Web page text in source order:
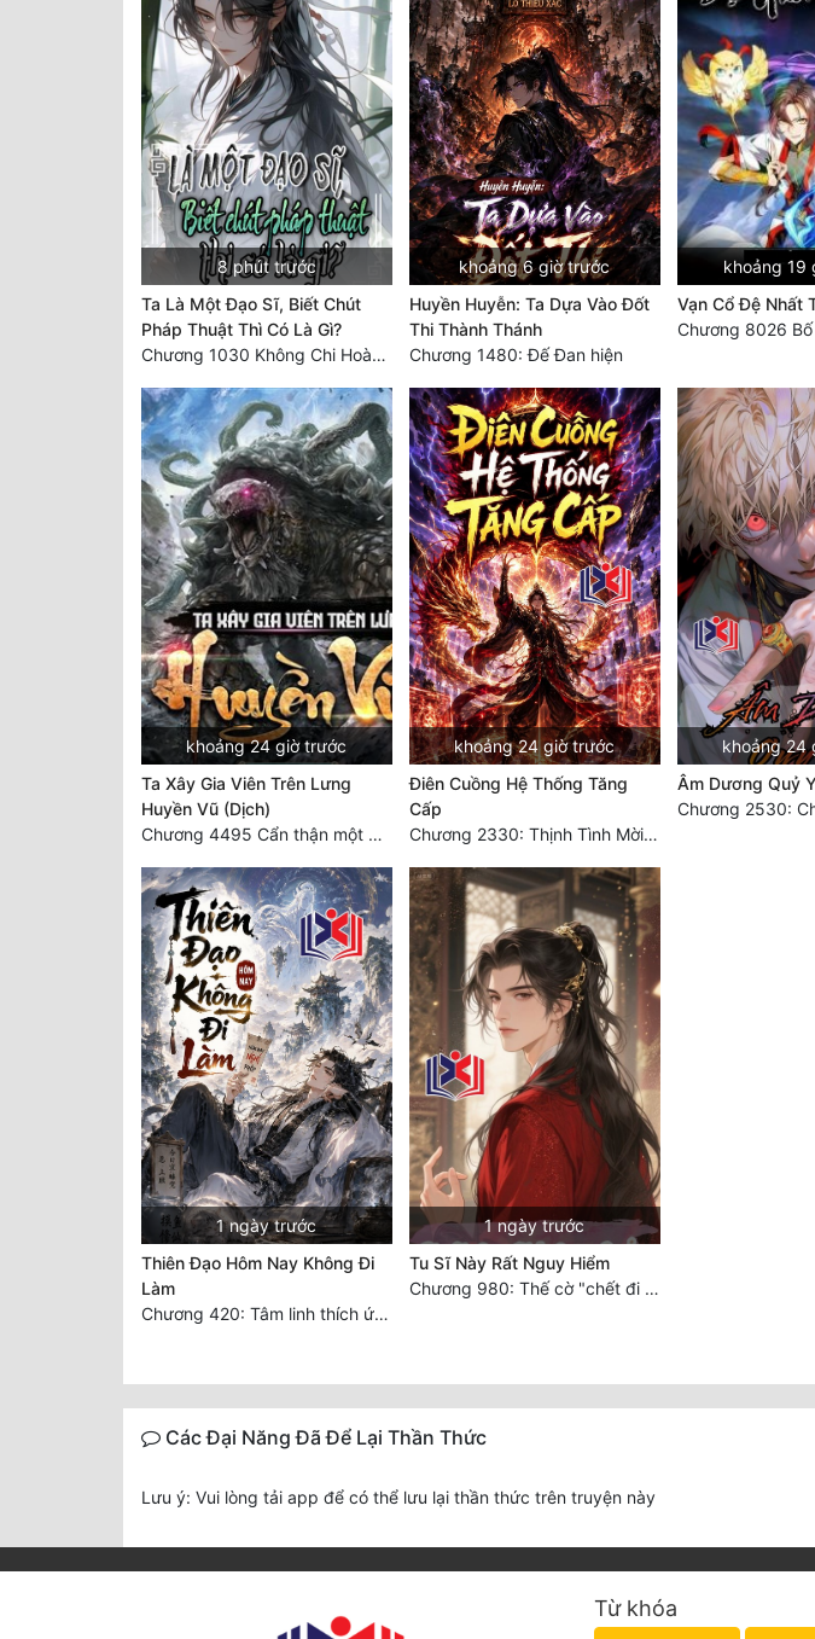
8 phút trước
Ta Là Một Đạo Sĩ, Biết Chút
Pháp Thuật Thì Có Là Gì?
Chương 1030 Không Chi Hoàng Nguyên Đại Hư
khoảng 6 giờ trước
Huyền Huyễn: Ta Dựa Vào Đốt
Thi Thành Thánh
Chương 1480: Đế Đan hiện
khoảng 19
Vạn Cổ Đệ Nhất
Chương 8026
khoảng 24 giờ trước
Ta Xây Gia Viên Trên Lưng
Huyền Vũ (Dịch)
Chương 4495 Cẩn thận một chút vẫn là tốt.
khoảng 24 giờ trước
Điên Cuồng Hệ Thống Tăng
Cấp
Chương 2330: Thịnh Tình Mời Chào
khoảng 24
Âm Dương Quỷ Y
1 ngày trước
Thiên Đạo Hôm Nay Không Đi
Làm
Chương 420: Tâm linh thích ứng (2)
1 ngày trước
Tu Sĩ Này Rất Nguy Hiểm
Chương 980: Thế cờ "chết đi sống"
Các Đại Năng Đã Để Lại Thần Thức
Lưu ý: Vui lòng tải app để có thể lưu lại thần thức trên truyện này
Từ khóa